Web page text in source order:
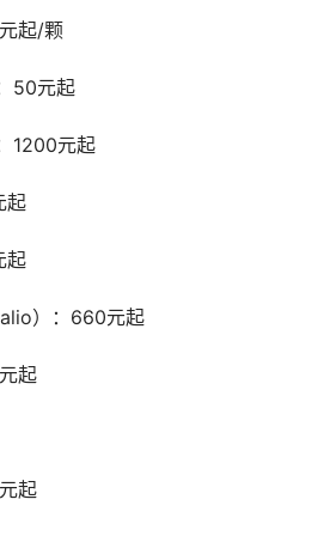
起/颗
50元起
1200元起
起
起
）：660元起
起
起